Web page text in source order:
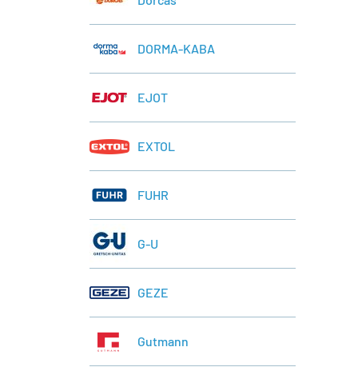
DORMA-KABA
EJOT
EXTOL
FUHR
G-U
GEZE
Gutmann